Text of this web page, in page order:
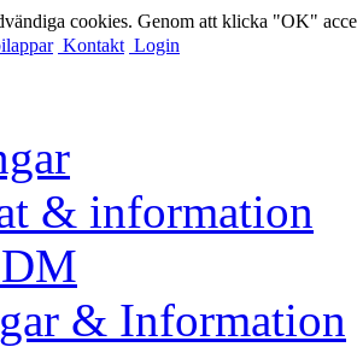
cookies. Genom att klicka "OK"
Kontakt Login
& information
& Information